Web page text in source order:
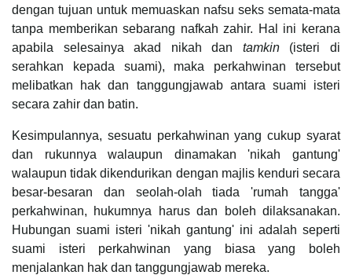
dengan tujuan untuk memuaskan nafsu seks semata-mata
tanpa memberikan sebarang nafkah zahir. Hal ini kerana
apabila selesainya akad nikah dan tamkin(isteri di
serahkan kepada suami), maka perkahwinan tersebut
melibatkan hak dan tanggungjawab antara suami isteri
secara zahir dan batin.
Kesimpulannya, sesuatu perkahwinan yang cukup syarat
dan rukunnya walaupun dinamakan 'nikah gantung'
walaupun tidak dikendurikan dengan majlis kenduri secara
besar-besaran dan seolah-olah tiada 'rumah tangga'
perkahwinan, hukumnya harus dan boleh dilaksanakan.
Hubungan suami isteri 'nikah gantung' ini adalah seperti
suami isteri perkahwinan yang biasa yang boleh
menjalankan hak dan tanggungjawab mereka.